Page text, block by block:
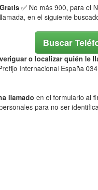
✅ No más 900, para el
en el siguiente
Buscar
o localizar quién le
Internacional España
llamado en el formulario al
para no ser